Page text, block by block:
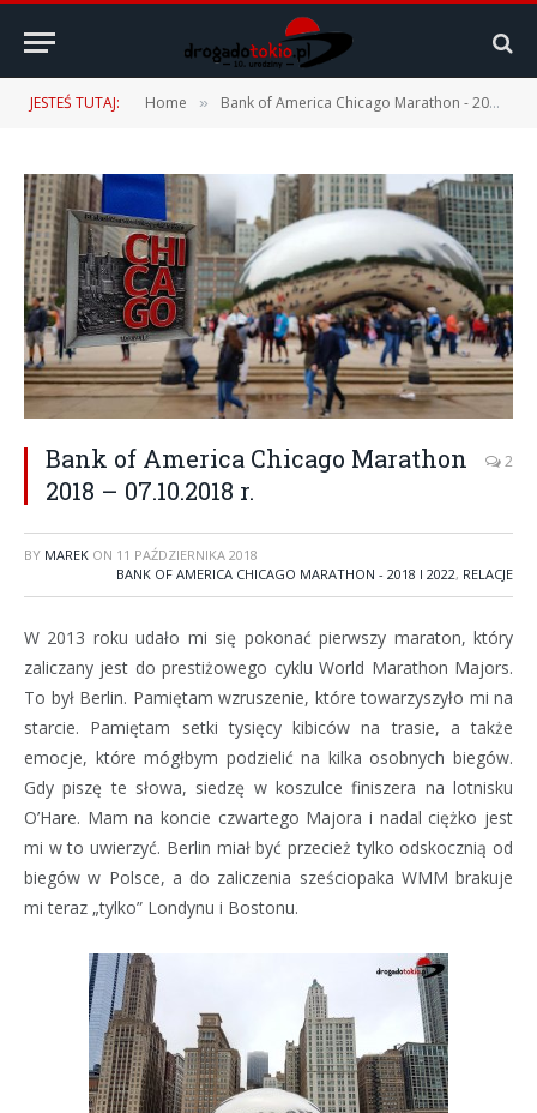
JESTEŚ TUTAJ: Home » Bank of America Chicago Marathon - 2018 i 2022
Bank of America Chicago Marathon
2018 – 07.10.2018 r.
2
BY MAREK ON 11 PAŹDZIERNIKA 2018
BANK OF AMERICA CHICAGO MARATHON - 2018 I 2022, RELACJE
W 2013 roku udało mi się pokonać pierwszy maraton, który
zaliczany jest do prestiżowego cyklu World Marathon Majors.
To był Berlin. Pamiętam wzruszenie, które towarzyszyło mi na
starcie. Pamiętam setki tysięcy kibiców na trasie, a także
emocje, które mógłbym podzielić na kilka osobnych biegów.
Gdy piszę te słowa, siedzę w koszulce finiszera na lotnisku
O’Hare. Mam na koncie czwartego Majora i nadal ciężko jest
mi w to uwierzyć. Berlin miał być przecież tylko odskocznią od
biegów w Polsce, a do zaliczenia sześciopaka WMM brakuje
mi teraz „tylko” Londynu i Bostonu.